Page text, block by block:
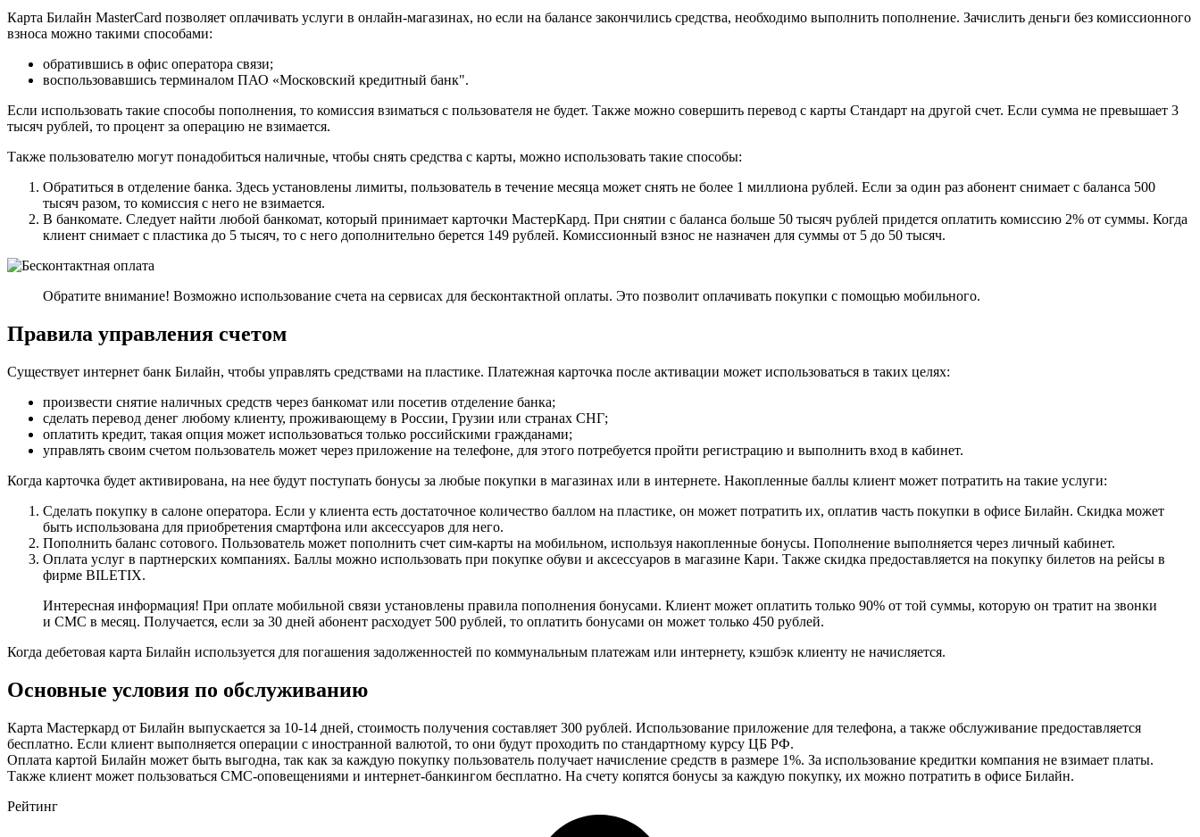
Карта Билайн MasterCard позволяет оплачивать услуги в онлайн-магазинах, но если на балансе закончились средства, необходимо выполнить пополнение. Зачислить деньги без комиссионного
взноса можно такими способами:
обратившись в офис оператора связи;
воспользовавшись терминалом ПАО «Московский кредитный банк".
Если использовать такие способы пополнения, то комиссия взиматься с пользователя не будет. Также можно совершить перевод с карты Стандарт на другой счет. Если сумма не превышает 3
тысяч рублей, то процент за операцию не взимается.
Также пользователю могут понадобиться наличные, чтобы снять средства с карты, можно использовать такие способы:
Обратиться в отделение банка. Здесь установлены лимиты, пользователь в течение месяца может снять не более 1 миллиона рублей. Если за один раз абонент снимает с баланса 500
тысяч разом, то комиссия с него не взимается.
В банкомате. Следует найти любой банкомат, который принимает карточки МастерКард. При снятии с баланса больше 50 тысяч рублей придется оплатить комиссию 2% от суммы. Когда
клиент снимает с пластика до 5 тысяч, то с него дополнительно берется 149 рублей. Комиссионный взнос не назначен для суммы от 5 до 50 тысяч.
Обратите внимание! Возможно использование счета на сервисах для бесконтактной оплаты. Это позволит оплачивать покупки с помощью мобильного.
Правила управления счетом
Существует интернет банк Билайн, чтобы управлять средствами на пластике. Платежная карточка после активации может использоваться в таких целях:
произвести снятие наличных средств через банкомат или посетив отделение банка;
сделать перевод денег любому клиенту, проживающему в России, Грузии или странах СНГ;
оплатить кредит, такая опция может использоваться только российскими гражданами;
управлять своим счетом пользователь может через приложение на телефоне, для этого потребуется пройти регистрацию и выполнить вход в кабинет.
Когда карточка будет активирована, на нее будут поступать бонусы за любые покупки в магазинах или в интернете. Накопленные баллы клиент может потратить на такие услуги:
Сделать покупку в салоне оператора. Если у клиента есть достаточное количество баллом на пластике, он может потратить их, оплатив часть покупки в офисе Билайн. Скидка может
быть использована для приобретения смартфона или аксессуаров для него.
Пополнить баланс сотового. Пользователь может пополнить счет сим-карты на мобильном, используя накопленные бонусы. Пополнение выполняется через личный кабинет.
Оплата услуг в партнерских компаниях. Баллы можно использовать при покупке обуви и аксессуаров в магазине Кари. Также скидка предоставляется на покупку билетов на рейсы в
фирме BILETIX.
Интересная информация! При оплате мобильной связи установлены правила пополнения бонусами. Клиент может оплатить только 90% от той суммы, которую он тратит на звонки
и СМС в месяц. Получается, если за 30 дней абонент расходует 500 рублей, то оплатить бонусами он может только 450 рублей.
Когда дебетовая карта Билайн используется для погашения задолженностей по коммунальным платежам или интернету, кэшбэк клиенту не начисляется.
Основные условия по обслуживанию
Карта Мастеркард от Билайн выпускается за 10-14 дней, стоимость получения составляет 300 рублей. Использование приложение для телефона, а также обслуживание предоставляется
бесплатно. Если клиент выполняется операции с иностранной валютой, то они будут проходить по стандартному курсу ЦБ РФ.
Оплата картой Билайн может быть выгодна, так как за каждую покупку пользователь получает начисление средств в размере 1%. За использование кредитки компания не взимает платы.
Также клиент может пользоваться СМС-оповещениями и интернет-банкингом бесплатно. На счету копятся бонусы за каждую покупку, их можно потратить в офисе Билайн.
Рейтинг